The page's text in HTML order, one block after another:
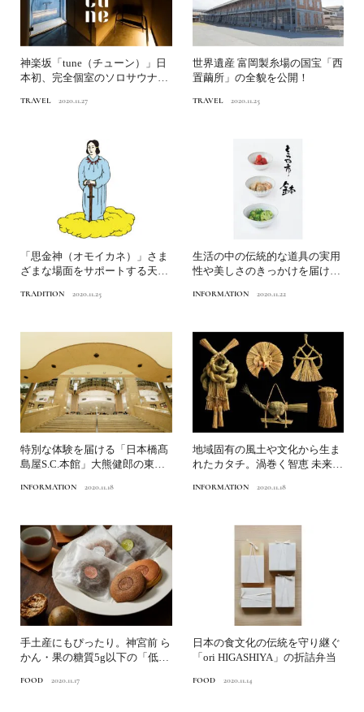
神楽坂「tune（チューン）」日
本初、完全個室のソロサウナが
TRAVEL 2020.11.27
世界遺産 富岡製糸場の国宝「西
置繭所」の全貌を公開！
TRAVEL 2020.11.25
「思金神（オモイカネ）」さま
ざまな場面をサポートする天界
TRADITION 2020.11.25
生活の中の伝統的な道具の実用
性や美しさのきっかけを届ける
INFORMATION 2020.11.22
特別な体験を届ける「日本橋髙
島屋S.C.本館」大熊健郎の東京
INFORMATION 2020.11.18
地域固有の風土や文化から生ま
れたカタチ。渦巻く智恵 未来の
INFORMATION 2020.11.18
手土産にもぴったり。神宮前 ら
かん・果の糖質5g以下の「低糖
FOOD 2020.11.17
日本の食文化の伝統を守り継ぐ
「ori HIGASHIYA」の折詰弁当
FOOD 2020.11.14